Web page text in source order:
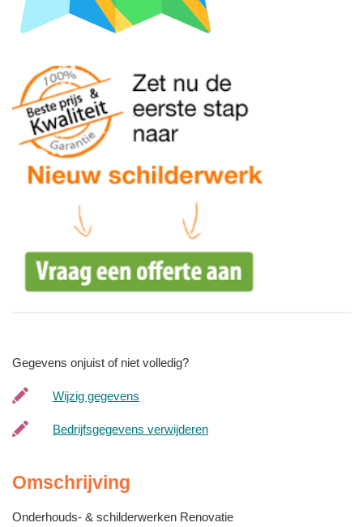
Gegevens onjuist of niet volledig?
Wijzig gegevens
Bedrijfsgegevens verwijderen
Omschrijving
Onderhouds- & schilderwerken Renovatie